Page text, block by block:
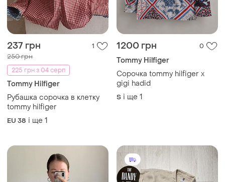
237 грн 1
250 грн
225 грн з 04 серп
Tommy Hilfiger
Рубашка сорочка в клетку
tommy hilfiger
EU 38 і ще 1
1200 грн 0
Tommy Hilfiger
Сорочка tommy hilfiger x
gigi hadid
S і ще 1